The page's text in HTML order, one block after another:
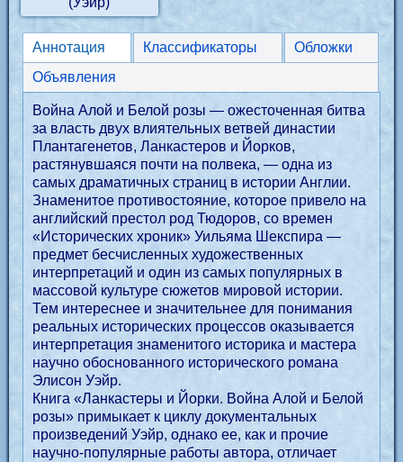
Аннотация Классификаторы
Обложки
Объявления
Война Алой и Белой розы — ожесточенная битва
за власть двух влиятельных ветвей династии
Плантагенетов, Ланкастеров и Йорков,
растянувшаяся почти на полвека, — одна из
самых драматичных страниц в истории Англии.
Знаменитое противостояние, которое привело на
английский престол род Тюдоров, со времен
«Исторических хроник» Уильяма Шекспира —
предмет бесчисленных художественных
интерпретаций и один из самых популярных в
массовой культуре сюжетов мировой истории.
Тем интереснее и значительнее для понимания
реальных исторических процессов оказывается
интерпретация знаменитого историка и мастера
научно обоснованного исторического романа
Элисон Уэйр.
Книга «Ланкастеры и Йорки. Война Алой и Белой
розы» примыкает к циклу документальных
произведений Уэйр, однако ее, как и прочие
научно-популярные работы автора, отличает